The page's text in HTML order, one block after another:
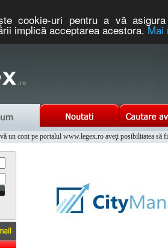
cookie-uri pentru a vă
implică acceptarea acestora.Mai
un cont pe portalul www.legex.ro aveţi posibilitatea să